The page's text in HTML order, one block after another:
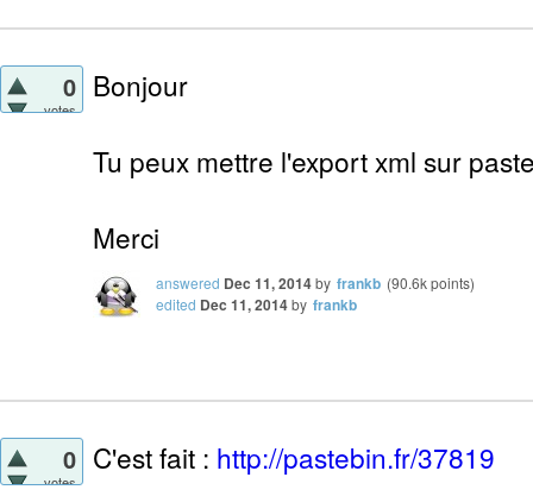
0
votes
Bonjour
Tu peux mettre l'export xml sur
Merci
answered Dec 11, 2014by frankb (90.6kpoints)
edited Dec 11, 2014by frankb
0
votes
C'est fait : http://pastebin.fr/37819